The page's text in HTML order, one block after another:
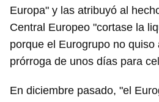
Europa" y las atribuyó al
Central Europeo "cortase la
porque el Eurogrupo no
prórroga de unos días para
En diciembre pasado, "el